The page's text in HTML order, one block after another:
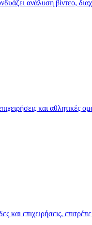
ανάλυση βίντεο,
και αθλητικές
και επιχειρήσεις,